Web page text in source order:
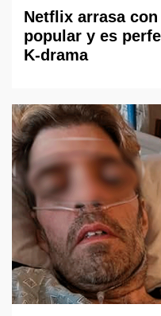
Netflix arrasa
popular y es
K-drama